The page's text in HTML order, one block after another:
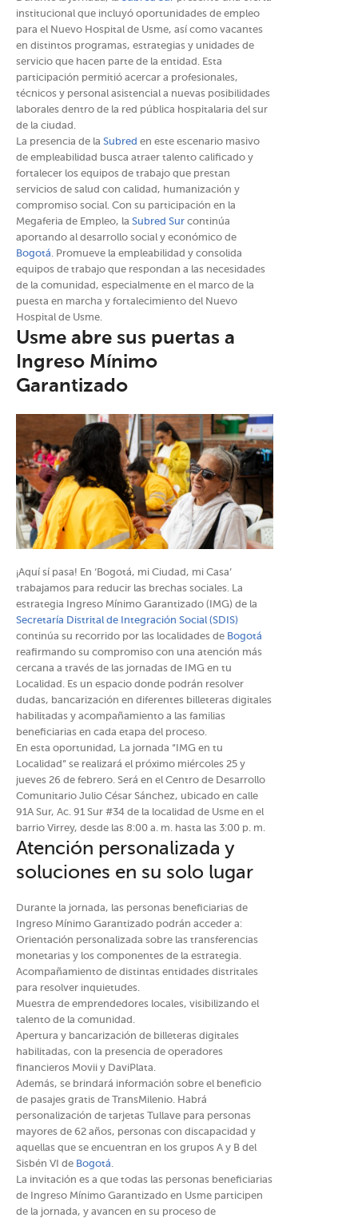
institucional que incluyó oportunidades de empleo
para el Nuevo Hospital de Usme, así como vacantes
en distintos programas, estrategias y unidades de
servicio que hacen parte de la entidad. Esta
participación permitió acercar a profesionales,
técnicos y personal asistencial a nuevas posibilidades
laborales dentro de la red pública hospitalaria del sur
de la ciudad.
La presencia de la Subred en este escenario masivo
de empleabilidad busca atraer talento calificado y
fortalecer los equipos de trabajo que prestan
servicios de salud con calidad, humanización y
compromiso social. Con su participación en la
Megaferia de Empleo, la Subred Sur continúa
aportando al desarrollo social y económico de
Bogotá. Promueve la empleabilidad y consolida
equipos de trabajo que respondan a las necesidades
de la comunidad, especialmente en el marco de la
puesta en marcha y fortalecimiento del Nuevo
Hospital de Usme.
Usme abre sus puertas a
Ingreso Mínimo
Garantizado
¡Aquí sí pasa! En ‘Bogotá, mi Ciudad, mi Casa’
trabajamos para reducir las brechas sociales. La
estrategia Ingreso Mínimo Garantizado (IMG) de la
Secretaría Distrital de Integración Social (SDIS)
continúa su recorrido por las localidades de Bogotá
reafirmando su compromiso con una atención más
cercana a través de las jornadas de IMG en tu
Localidad. Es un espacio donde podrán resolver
dudas, bancarización en diferentes billeteras digitales
habilitadas y acompañamiento a las familias
beneficiarias en cada etapa del proceso.
En esta oportunidad, La jornada “IMG en tu
Localidad” se realizará el próximo miércoles 25 y
jueves 26 de febrero. Será en el Centro de Desarrollo
Comunitario Julio César Sánchez, ubicado en calle
91A Sur, Ac. 91 Sur #34 de la localidad de Usme en el
barrio Virrey, desde las 8:00 a. m. hasta las 3:00 p. m.
Atención personalizada y
soluciones en su solo lugar
Durante la jornada, las personas beneficiarias de
Ingreso Mínimo Garantizado podrán acceder a:
Orientación personalizada sobre las transferencias
monetarias y los componentes de la estrategia.
Acompañamiento de distintas entidades distritales
para resolver inquietudes.
Muestra de emprendedores locales, visibilizando el
talento de la comunidad.
Apertura y bancarización de billeteras digitales
habilitadas, con la presencia de operadores
financieros Movii y DaviPlata.
Además, se brindará información sobre el beneficio
de pasajes gratis de TransMilenio. Habrá
personalización de tarjetas Tullave para personas
mayores de 62 años, personas con discapacidad y
aquellas que se encuentran en los grupos A y B del
Sisbén VI de Bogotá.
La invitación es a que todas las personas beneficiarias
de Ingreso Mínimo Garantizado en Usme participen
de la jornada, y avancen en su proceso de